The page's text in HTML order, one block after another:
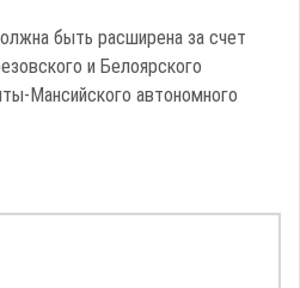
быть расширена за счет
и Белоярского
Мансийского автономного